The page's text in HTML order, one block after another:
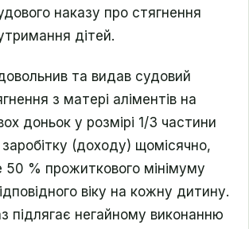
наказу про стягнення
дітей.
та видав судовий
з матері аліментів на
доньок у розмірі 1/3 частини
заробітку (доходу) щомісячно,
% прожиткового мінімуму
віку на кожну дитину.
підлягає негайному виконанню